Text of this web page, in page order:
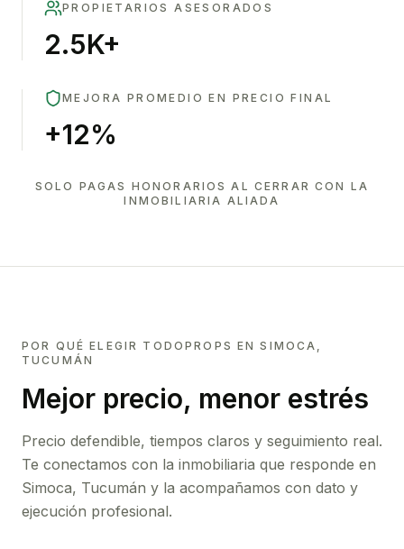
PROPIETARIOS ASESORADOS
2.5K+
MEJORA PROMEDIO EN PRECIO FINAL
+12%
SOLO PAGAS HONORARIOS AL CERRAR CON LA
INMOBILIARIA ALIADA
POR QUÉ ELEGIR TODOPROPS ENSIMOCA,
TUCUMÁN
Mejor precio, menor estrés
Precio defendible, tiempos claros y seguimiento real.
Te conectamos con la inmobiliaria que responde en
Simoca, Tucumán y la acompañamos con dato y
ejecución profesional.